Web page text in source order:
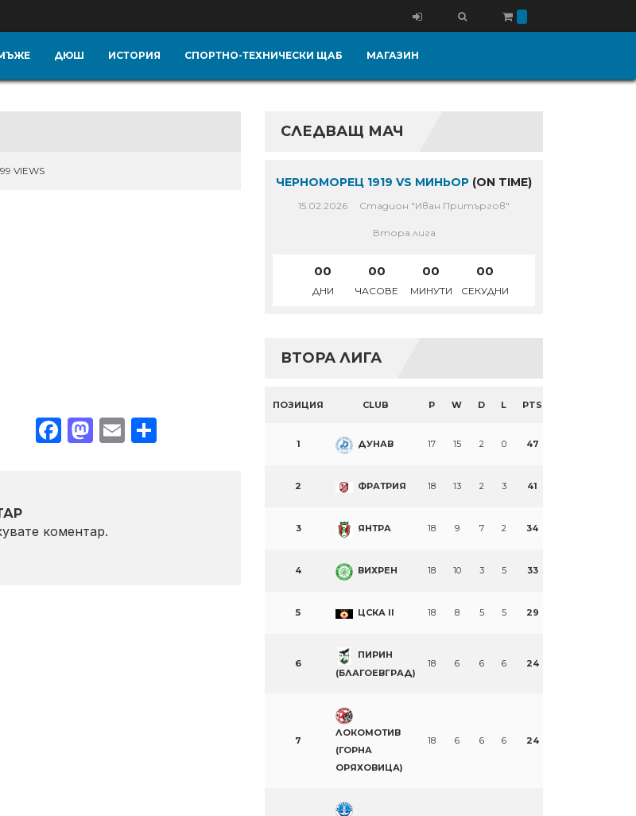
ДЮШ ИСТОРИЯ СПОРТНО-ТЕХНИЧЕСКИ ЩАБ МАГАЗИН
VIEWS
Facebook
Mastodon
EmailShare
коментар.
СЛЕДВАЩ МАЧ
ЧЕРНОМОРЕЦ 1919 VS МИНЬОР (ON TIME)
15.02.2026 Стадион "Иван Притъргов"
Втора лига
00
ДНИ
00
ЧАСОВЕ
00
МИНУТИ
00
СЕКУДНИ
ВТОРА ЛИГА
ПОЗИЦИЯ CLUB P W D L PTS
1 ДУНАВ 17 15 2 0 47
2 ФРАТРИЯ 18 13 2 3 41
3 ЯНТРА 18 9 7 2 34
4 ВИХРЕН 18 10 3 5 33
5 ЦСКА II 18 8 5 5 29
6
ПИРИН
(БЛАГОЕВГРАД)
18 6 6 6 24
7
ЛОКОМОТИВ
(ГОРНА
ОРЯХОВИЦА)
18 6 6 6 24